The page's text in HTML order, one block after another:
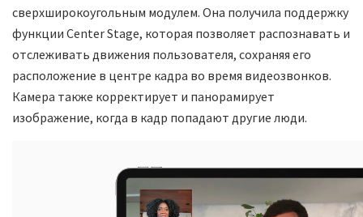
сверхширокоугольным модулем. Она получила поддержку
функции Center Stage, которая позволяет распознавать и
отслеживать движения пользователя, сохраняя его
расположение в центре кадра во время видеозвонков.
Камера также корректирует и панорамирует
изображение, когда в кадр попадают другие люди.